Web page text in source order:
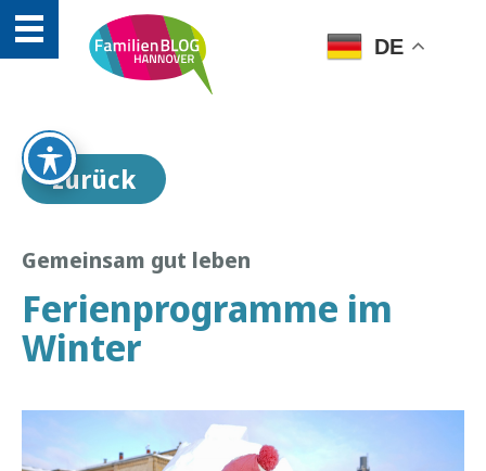
DE
zurück
Gemeinsam gut leben
Ferienprogramme im
Winter